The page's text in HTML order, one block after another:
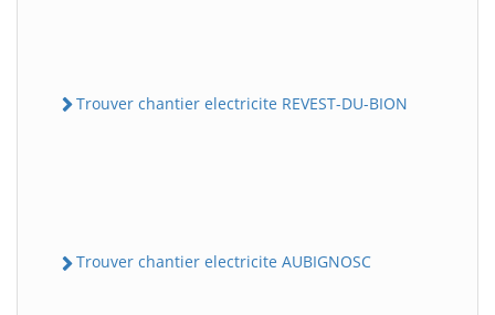
Trouver chantier electricite REVEST-DU-BION
Trouver chantier electricite AUBIGNOSC